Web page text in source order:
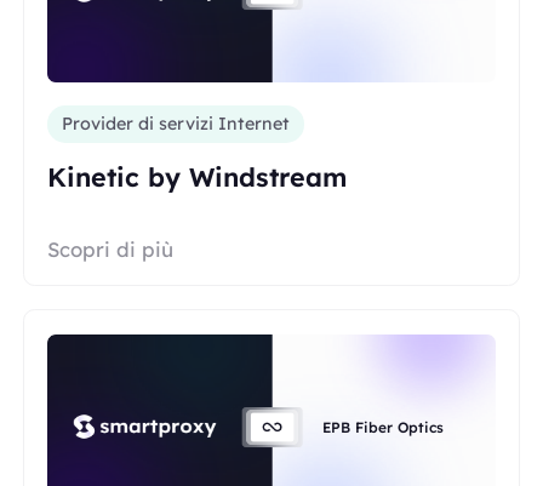
Provider di servizi Internet
Kinetic by Windstream
Scopri di più
EPB Fiber Optics